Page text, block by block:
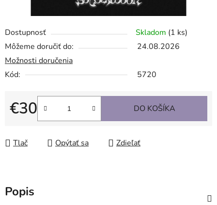
Dostupnosť Skladom (1 ks)
Môžeme doručiť do:
24.08.2026
Možnosti doručenia
Kód:
5720
€30
Jednotková cena:
DO KOŠÍKA
Tlač Opýtať sa Zdieľať
Popis